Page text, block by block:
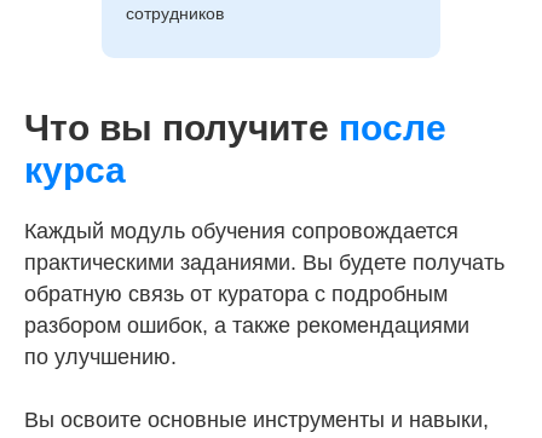
сотрудников
Что вы получите после
курса
Каждый модуль обучения сопровождается
практическими заданиями. Вы будете получать
обратную связь от куратора с подробным
разбором ошибок, а также рекомендациями
по улучшению.
Вы освоите основные инструменты и навыки,
12 модулей за 4 месяца